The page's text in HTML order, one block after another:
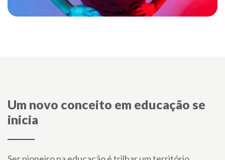
Um novo conceito em educação se
inicia